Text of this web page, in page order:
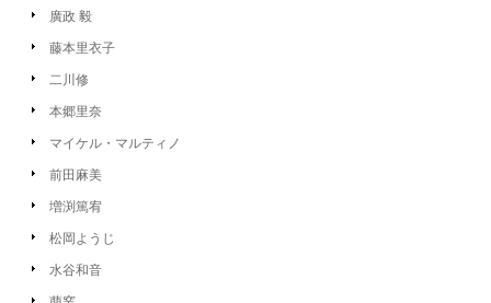
廣政 毅
藤本里衣子
二川修
本郷里奈
マイケル・マルティノ
前田麻美
増渕篤宥
松岡ようじ
水谷和音